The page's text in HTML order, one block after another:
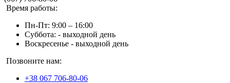
Время работы:
Пн-Пт: 9:00 – 16:00
Суббота: - выходной день
Воскресенье - выходной день
Позвоните нам:
+38 067 706-80-06